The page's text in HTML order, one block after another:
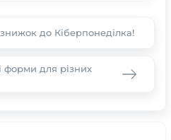
до Кіберпонеділка!
форми для різних